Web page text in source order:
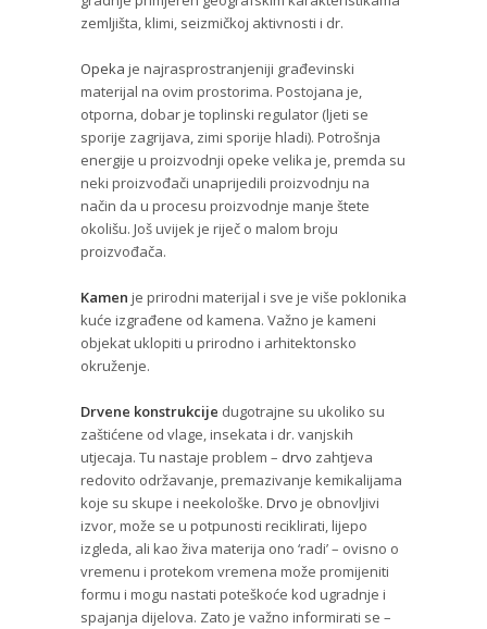
zemljišta, klimi, seizmičkoj aktivnosti i dr.
Opeka je najrasprostranjeniji građevinski
materijal na ovim prostorima. Postojana je,
otporna, dobar je toplinski regulator (ljeti se
sporije zagrijava, zimi sporije hladi). Potrošnja
energije u proizvodnji opeke velika je, premda su
neki proizvođači unaprijedili proizvodnju na
način da u procesu proizvodnje manje štete
okolišu. Još uvijek je riječ o malom broju
proizvođača.
Kamen je prirodni materijal i sve je više poklonika
kuće izgrađene od kamena. Važno je kameni
objekat uklopiti u prirodno i arhitektonsko
okruženje.
Drvene konstrukcije dugotrajne su ukoliko su
zaštićene od vlage, insekata i dr. vanjskih
utjecaja. Tu nastaje problem – drvo zahtjeva
redovito održavanje, premazivanje kemikalijama
koje su skupe i neekološke. Drvo je obnovljivi
izvor, može se u potpunosti reciklirati, lijepo
izgleda, ali kao živa materija ono ‘radi’ – ovisno o
vremenu i protekom vremena može promijeniti
formu i mogu nastati poteškoće kod ugradnje i
spajanja dijelova. Zato je važno informirati se –